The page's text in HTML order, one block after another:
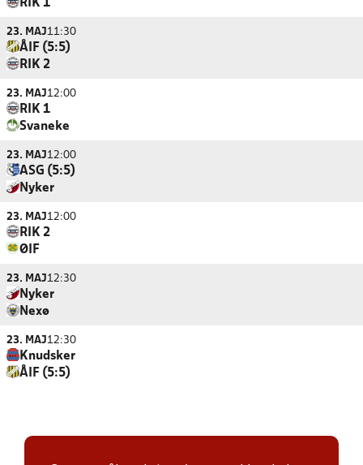
RIK 1
23. MAJ11:30
ÅIF (5:5)
RIK 2
23. MAJ12:00
RIK 1
Svaneke
23. MAJ12:00
ASG (5:5)
Nyker
23. MAJ12:00
RIK 2
ØIF
23. MAJ12:30
Nyker
Nexø
23. MAJ12:30
Knudsker
ÅIF (5:5)